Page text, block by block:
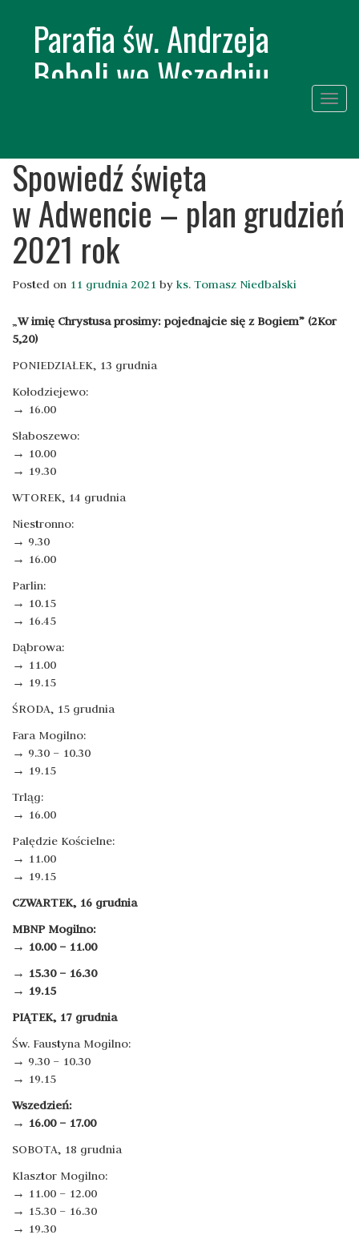
Parafia św. Andrzeja
Boboli we Wszedniu
Spowiedź święta
w Adwencie – plan grudzień
2021 rok
Posted on 11 grudnia 2021 by ks. Tomasz Niedbalski
„W imię Chrystusa prosimy: pojednajcie się z Bogiem” (2Kor
5,20)
PONIEDZIAŁEK, 13 grudnia
Kołodziejewo:
→ 16.00
Słaboszewo:
→ 10.00
→ 19.30
WTOREK, 14 grudnia
Niestronno:
→ 9.30
→ 16.00
Parlin:
→ 10.15
→ 16.45
Dąbrowa:
→ 11.00
→ 19.15
ŚRODA, 15 grudnia
Fara Mogilno:
→ 9.30 – 10.30
→ 19.15
Trląg:
→ 16.00
Palędzie Kościelne:
→ 11.00
→ 19.15
CZWARTEK, 16 grudnia
MBNP Mogilno:
→ 10.00 – 11.00
→ 15.30 – 16.30
→ 19.15
PIĄTEK, 17 grudnia
Św. Faustyna Mogilno:
→ 9.30 – 10.30
→ 19.15
Wszedzień:
→ 16.00 – 17.00
SOBOTA, 18 grudnia
Klasztor Mogilno:
→ 11.00 – 12.00
→ 15.30 – 16.30
→ 19.30